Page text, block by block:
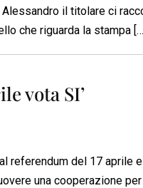
il titolare ci
che riguarda la stampa
vota SI’
referendum del 17 aprile
una cooperazione